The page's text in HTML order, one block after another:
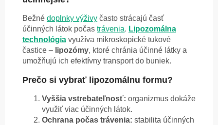
Bežné doplnky výživy často strácajú časť
účinných látok počas trávenia. Lipozomálna
technológia využíva mikroskopické tukové
častice – lipozómy, ktoré chránia účinné látky a
umožňujú ich efektívny transport do buniek.
Prečo si vybrať lipozomálnu formu?
Vyššia vstrebateľnosť: organizmus dokáže
využiť viac účinných látok.
Ochrana počas trávenia: stabilita účinných